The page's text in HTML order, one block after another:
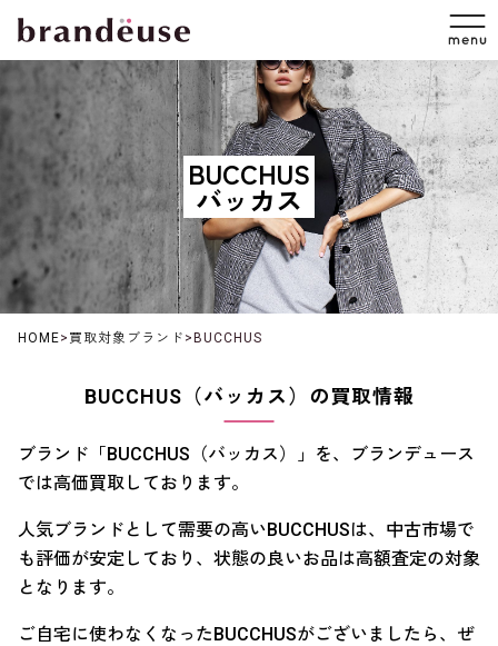
BUCCHUS
バッカス
HOME> 買取対象ブランド >BUCCHUS
BUCCHUS（バッカス）の買取情報
ブランド「BUCCHUS（バッカス）」を、ブランデュース
では高価買取しております。
人気ブランドとして需要の高いBUCCHUSは、中古市場で
も評価が安定しており、状態の良いお品は高額査定の対象
となります。
ご自宅に使わなくなったBUCCHUSがございましたら、ぜ